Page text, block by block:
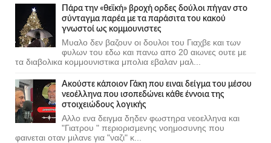
Πάρα την «θεϊκή» βροχή ορδες δούλοι πήγαν στο
σύνταγμα παρέα με τα παράσιτα του κακού
γνωστοί ως κομμουνιστες
Μυαλο δεν βαζουν οι δουλοι του Γιαχβε και των
φυλων του εδω και πανω απο 20 αιωνες ουτε με
τα διαβολικα κομμουνιστικα μπολια εβαλαν μαλ...
Ακούστε κάποιον Γάκη που ειναι δείγμα του μέσου
νεοέλληνα που ισοπεδώνει κάθε έννοια της
στοιχειώδους λογικής
Αλλο ενα δειγμα δηδεν φωστηρα νεοελληνα και
"Γιατρου " περιορισμενης νοημοσυνης που
φαινεται οταν μιλανε για "ναζι" κ...